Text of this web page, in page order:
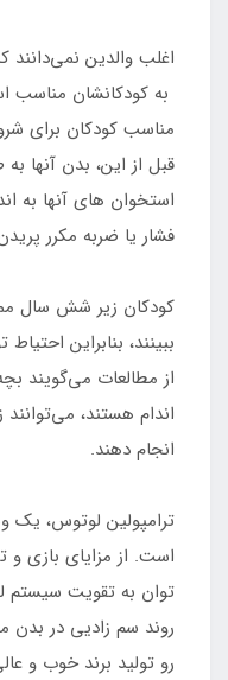
اغلب والدین نمی‌دانند
به کودکانشان مناسب
قبل از این، بدن آنها
استخوان های آنها به
فشار یا ضربه مکرر
کودکان زیر شش سال
ببینند، بنابراین
از مطالعات می‌گویند
اندام هستند، می‌توانند
انجام دهند.
ترامپولین لوتوس، یک
است. از مزایای بازی و
توان به تقویت سیستم
رو تولید برند خوب و